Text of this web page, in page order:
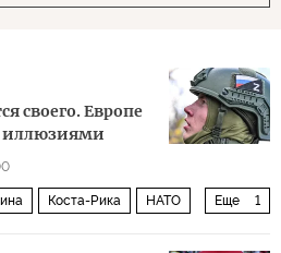
своего. Европе
иллюзиями
Еще 1
Коста-Рика НАТО